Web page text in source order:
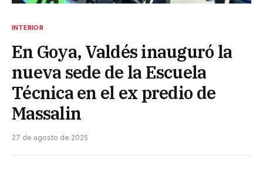
INTERIOR
En Goya, Valdés inauguró la
nueva sede de la Escuela
Técnica en el ex predio de
Massalin
27 de agosto de 2025